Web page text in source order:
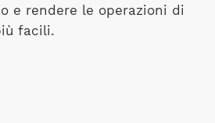
e rendere le operazioni di
facili.